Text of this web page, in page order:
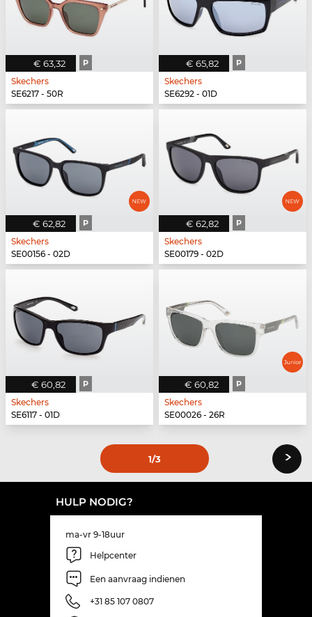
€ 63,32 P
Skechers
SE6217 - 50R
€ 65,82 P
Skechers
SE6292 - 01D
€ 62,82 P
Skechers
SE00156 - 02D
€ 62,82 P
Skechers
SE00179 - 02D
€ 60,82 P
Skechers
SE6117 - 01D
€ 60,82 P
Skechers
SE00026 - 26R
1/3 ›
HULP NODIG?
ma-vr 9-18uur
Helpcenter
Een aanvraag indienen
+31 85 107 0807